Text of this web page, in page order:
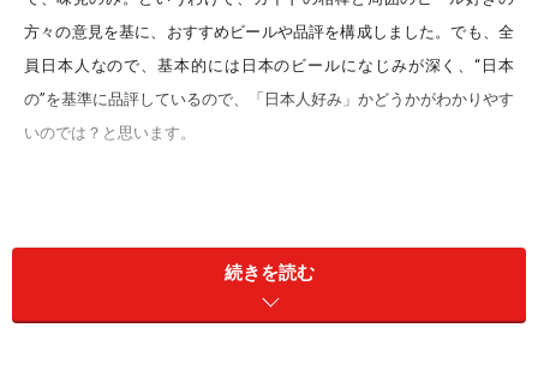
方々の意見を基に、おすすめビールや品評を構成しました。でも、全
員日本人なので、基本的には日本のビールになじみが深く、“日本
の”を基準に品評しているので、「日本人好み」かどうかがわかりやす
いのでは？と思います。
オーストラリア各州のおすすめ地ビール
オーストラリアで、飲んでみたいおすすめビールを州別
続きを読む